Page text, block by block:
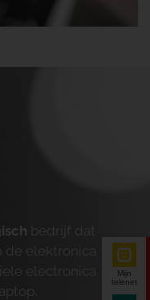
bedrijf dat
de elektronica
electronica
Mijn
telenet